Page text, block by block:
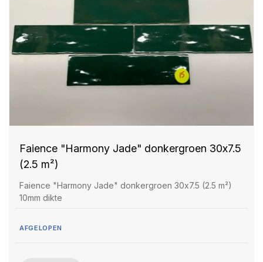
Faience "Harmony Jade" donkergroen 30x7.5
(2.5 m²)
Faience "Harmony Jade" donkergroen 30x7.5 (2.5 m²)
10mm dikte
AFGELOPEN